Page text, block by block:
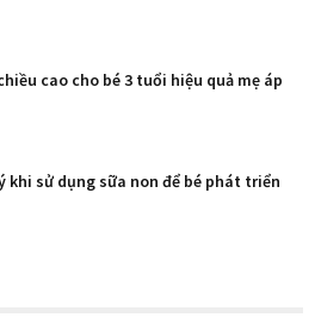
cao cho bé 3 tuổi hiệu quả mẹ áp
khi sử dụng sữa non để bé phát triển